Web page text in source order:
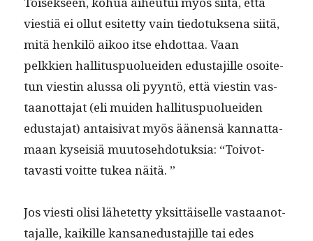
viestiä ei ollut esitet­ty vain tiedo­tuk­se­na siitä,
mitä henkilö aikoo itse ehdot­taa. Vaan
pelkkien hal­li­tus­puoluei­den edus­ta­jille osoite­
tun viestin alus­sa oli pyyn­tö, että viestin vas­
taan­ot­ta­jat (eli muiden hal­li­tus­puoluei­den
edus­ta­jat) antaisi­vat myös äänen­sä kan­nat­ta­
maan kyseisiä muu­tose­hdo­tuk­sia: “Toiv­ot­
tavasti voitte tukea näitä. ”
Jos viesti olisi lähetet­ty yksit­täiselle vas­taan­ot­
ta­jalle, kaikille kansane­dus­ta­jille tai edes